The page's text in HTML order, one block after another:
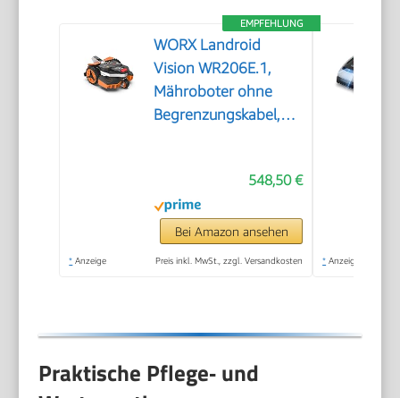
EMPFEHLUNG
WORX Landroid
Vision WR206E.1,
Mähroboter ohne
Begrenzungskabel,
548,50 €
Bei Amazon ansehen
* Anzeige Preis inkl. MwSt., zzgl. Versandkosten * Anzeige
Praktische Pflege‑ und